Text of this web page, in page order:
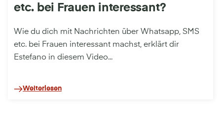
etc. bei Frauen interessant?
Wie du dich mit Nachrichten über Whatsapp, SMS
etc. bei Frauen interessant machst, erklärt dir
Estefano in diesem Video...
Weiterlesen